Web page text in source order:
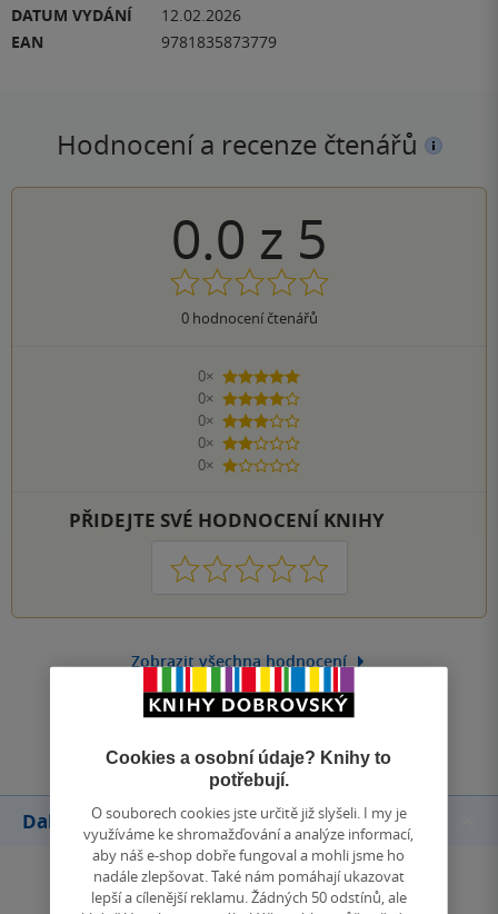
DATUM VYDÁNÍ
12.02.2026
EAN
9781835873779
Hodnocení a recenze čtenářů
0.0 z 5
0hodnocení čtenářů
0×
5 hvězdiček
0×
4 hvězdičky
0×
3 hvězdičky
0×
2 hvězdičky
0×
1 hvezdička
PŘIDEJTE SVÉ HODNOCENÍ KNIHY
1 2 3 4 5
Zobrazit všechna hodnocení
Přidat hodnocení
Další knihy autora
Cookies a osobní údaje? Knihy to
potřebují.
O souborech cookies jste určitě již slyšeli. I my je
využíváme ke shromažďování a analýze informací,
aby náš e-shop dobře fungoval a mohli jsme ho
nadále zlepšovat. Také nám pomáhají ukazovat
lepší a cílenější reklamu. Žádných 50 odstínů, ale